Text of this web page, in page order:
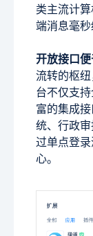
类主流计
端消息毫秒
开放接口便
流转的枢
台不仅支
富的集成
统、行政
过单点登
心。